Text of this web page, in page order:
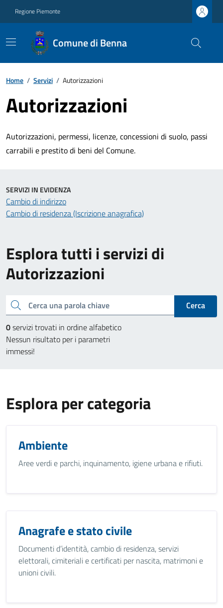
Regione Piemonte
Comune di Benna
Home / Servizi / Autorizzazioni
Autorizzazioni
Autorizzazioni, permessi, licenze, concessioni di suolo, passi
carrabili e prestito di beni del Comune.
Esplora tutti i servizi di
Autorizzazioni
Cerca una parola chiave
Cerca
0servizi trovati in ordine alfabetico
Nessun risultato per i parametri
immessi!
SERVIZI IN EVIDENZA
Cambio di indirizzo
Cambio di residenza (Iscrizione anagrafica)
Esplora per categoria
Ambiente
Aree verdi e parchi, inquinamento, igiene urbana e rifiuti.
Anagrafe e stato civile
Documenti d’identità, cambio di residenza, servizi
elettorali, cimiteriali e certificati per nascita, matrimoni e
unioni civili.